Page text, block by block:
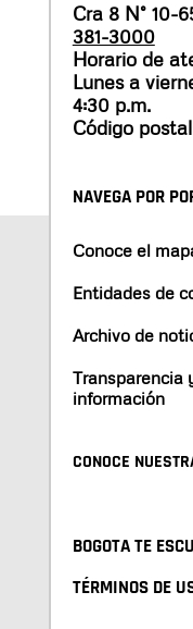
Cra 8 N° 10-
381-3000
Horario de
Lunes a
4:30 p.m.
Código postal:
NAVEGA POR
Conoce el
Entidades de
Archivo de
Transparencia
información
CONOCE
BOGOTA TE
TÉRMINOS DE